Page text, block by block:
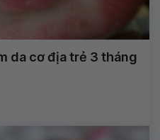
da cơ địa trẻ 3 tháng